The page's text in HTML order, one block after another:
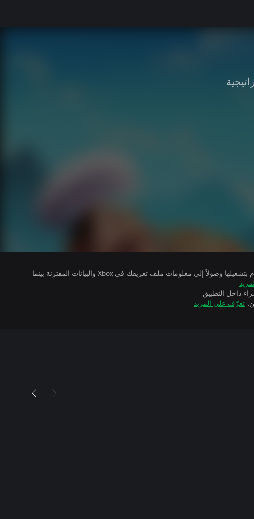
يتلقى ناشرو الألعاب التي تقوم بتشغيلها وصولاً إلى معلومات ملف تعريفك في Xbox والبيانات المقترنة بينما
داخل التطبيق
تعرّف على المزيد